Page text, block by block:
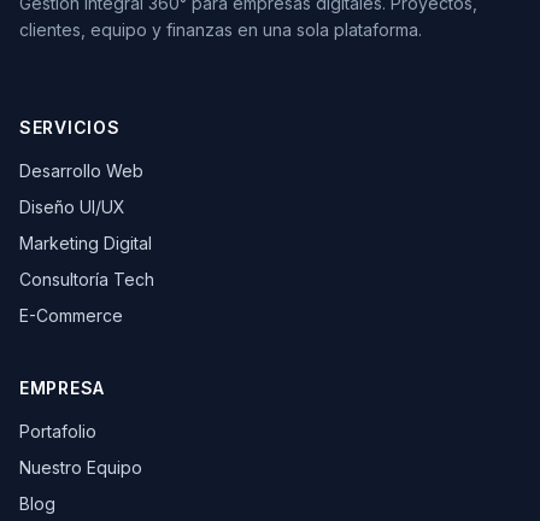
clientes, equipo y finanzas en una sola plataforma.
SERVICIOS
Desarrollo Web
Diseño UI/UX
Marketing Digital
Consultoría Tech
E-Commerce
EMPRESA
Portafolio
Nuestro Equipo
Blog